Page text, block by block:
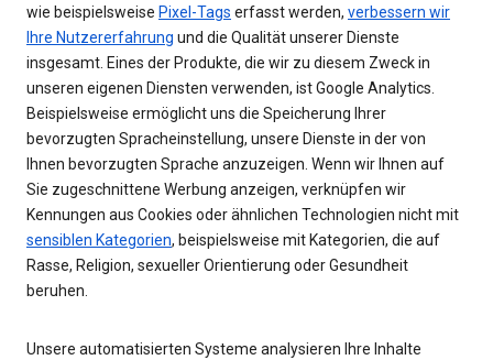
wie beispielsweise Pixel-Tags erfasst werden, verbessern wir
Ihre Nutzererfahrung und die Qualität unserer Dienste
insgesamt. Eines der Produkte, die wir zu diesem Zweck in
unseren eigenen Diensten verwenden, ist Google Analytics.
Beispielsweise ermöglicht uns die Speicherung Ihrer
bevorzugten Spracheinstellung, unsere Dienste in der von
Ihnen bevorzugten Sprache anzuzeigen. Wenn wir Ihnen auf
Sie zugeschnittene Werbung anzeigen, verknüpfen wir
Kennungen aus Cookies oder ähnlichen Technologien nicht mit
sensiblen Kategorien, beispielsweise mit Kategorien, die auf
Rasse, Religion, sexueller Orientierung oder Gesundheit
beruhen.
Unsere automatisierten Systeme analysieren Ihre Inhalte